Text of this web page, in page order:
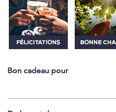
Bon cadeau pour